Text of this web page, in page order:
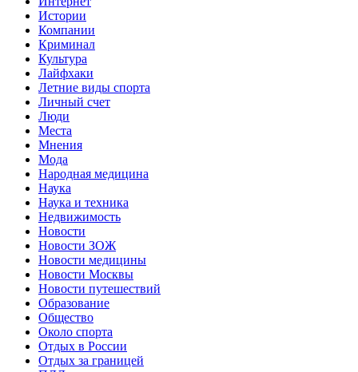
Истории
Компании
Криминал
Культура
Лайфхаки
Летние виды спорта
Личный счет
Люди
Места
Мнения
Мода
Народная медицина
Наука
Наука и техника
Недвижимость
Новости
Новости ЗОЖ
Новости медицины
Новости Москвы
Новости путешествий
Образование
Общество
Около спорта
Отдых в России
Отдых за границей